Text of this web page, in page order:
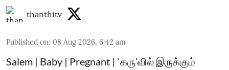
thanthitv
Published on: 08 Aug 2026, 6:42 am
Salem | Baby | Pregnant | `கரு’வில் இருக்கும்